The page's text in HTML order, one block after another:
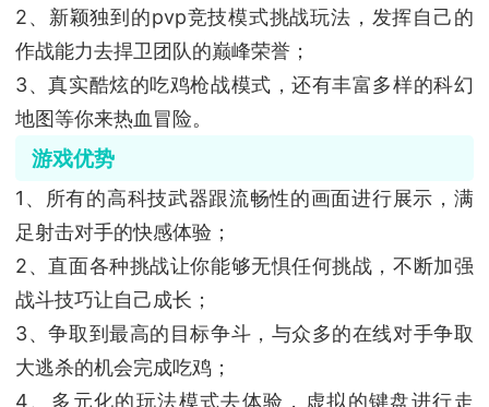
2、新颖独到的pvp竞技模式挑战玩法，发挥自己的
作战能力去捍卫团队的巅峰荣誉；
3、真实酷炫的吃鸡枪战模式，还有丰富多样的科幻
地图等你来热血冒险。
游戏优势
1、所有的高科技武器跟流畅性的画面进行展示，满
足射击对手的快感体验；
2、直面各种挑战让你能够无惧任何挑战，不断加强
战斗技巧让自己成长；
3、争取到最高的目标争斗，与众多的在线对手争取
大逃杀的机会完成吃鸡；
4、多元化的玩法模式去体验，虚拟的键盘进行走